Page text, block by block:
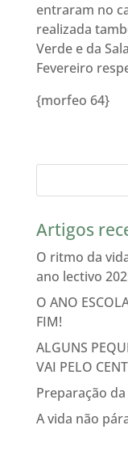
entraram no
realizada
Verde e da
Fevereiro
{morfeo 64}
Artigos
O ritmo da
ano lectivo
O ANO
FIM!
ALGUNS
VAI PELO
Preparação da
A vida não